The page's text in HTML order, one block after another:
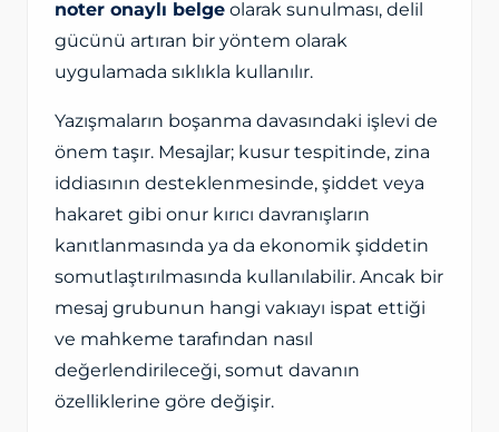
noter onaylı belge olarak sunulması, delil
gücünü artıran bir yöntem olarak
uygulamada sıklıkla kullanılır.
Yazışmaların boşanma davasındaki işlevi de
önem taşır. Mesajlar; kusur tespitinde, zina
iddiasının desteklenmesinde, şiddet veya
hakaret gibi onur kırıcı davranışların
kanıtlanmasında ya da ekonomik şiddetin
somutlaştırılmasında kullanılabilir. Ancak bir
mesaj grubunun hangi vakıayı ispat ettiği
ve mahkeme tarafından nasıl
değerlendirileceği, somut davanın
özelliklerine göre değişir.